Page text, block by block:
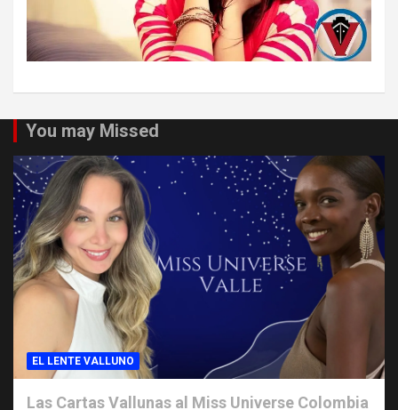
You may Missed
EL LENTE VALLUNO
Las Cartas Vallunas al Miss Universe Colombia